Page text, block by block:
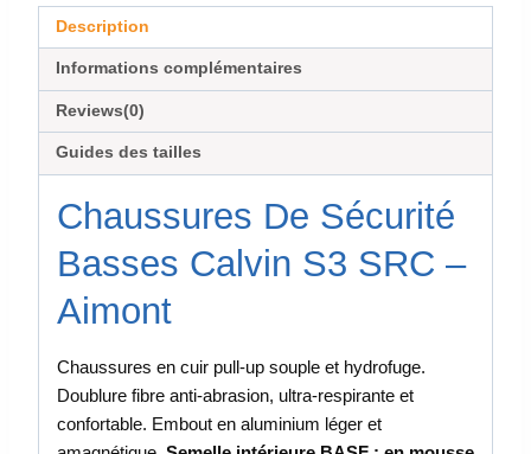
Description
Informations complémentaires
Reviews(0)
Guides des tailles
Chaussures De Sécurité
Basses Calvin S3 SRC –
Aimont
Chaussures en cuir pull-up souple et hydrofuge.
Doublure fibre anti-abrasion, ultra-respirante et
confortable. Embout en aluminium léger et